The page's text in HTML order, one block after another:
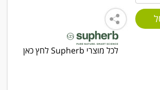
לכל מוצרי Supherb לחץ כאן